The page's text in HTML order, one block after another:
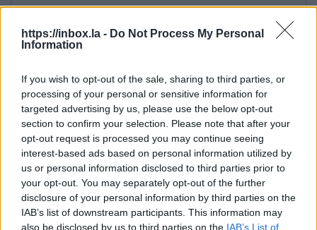
https://inbox.la - Do Not Process My Personal
Information
If you wish to opt-out of the sale, sharing to third parties, or
processing of your personal or sensitive information for
targeted advertising by us, please use the below opt-out
section to confirm your selection. Please note that after your
opt-out request is processed you may continue seeing
interest-based ads based on personal information utilized by
us or personal information disclosed to third parties prior to
your opt-out. You may separately opt-out of the further
disclosure of your personal information by third parties on the
IAB’s list of downstream participants. This information may
also be disclosed by us to third parties on the IAB’s List of
UzspiežatPar